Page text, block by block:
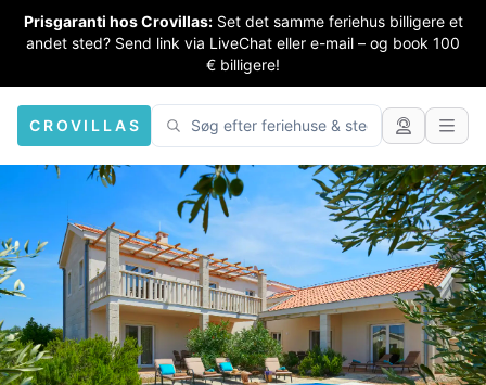
Prisgaranti hos Crovillas: Set det samme feriehus billigere et
andet sted? Send link via LiveChat eller e-mail – og book 100
€ billigere!
CROVILLAS